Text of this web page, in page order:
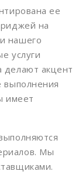
ее
на
нашего
услуги
делают акцент
выполнения
имеет
Мы